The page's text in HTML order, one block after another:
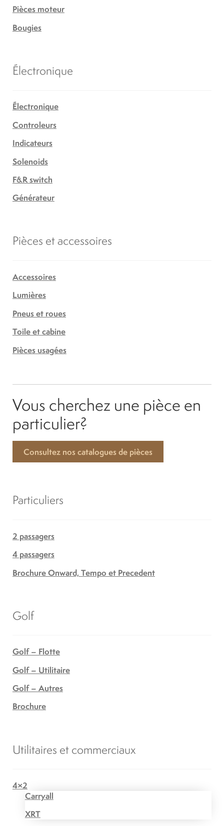
Pièces moteur
Bougies
Électronique
Électronique
Controleurs
Indicateurs
Solenoids
F&R switch
Générateur
Pièces et accessoires
Accessoires
Lumières
Pneus et roues
Toile et cabine
Pièces usagées
Vous cherchez une pièce en
particulier?
Consultez nos catalogues de pièces
Particuliers
2 passagers
4 passagers
Brochure Onward, Tempo et Precedent
Golf
Golf – Flotte
Golf – Utilitaire
Golf – Autres
Brochure
Utilitaires et commerciaux
4×2
Carryall
XRT